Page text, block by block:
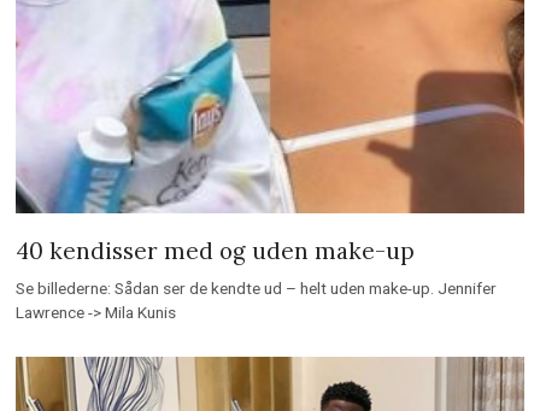
40 kendisser med og uden make-up
Se billederne: Sådan ser de kendte ud – helt uden make-up. Jennifer
Lawrence -> Mila Kunis